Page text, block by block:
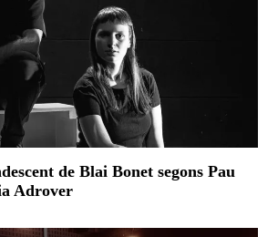
de Blai Bonet segons Pau
Adrover